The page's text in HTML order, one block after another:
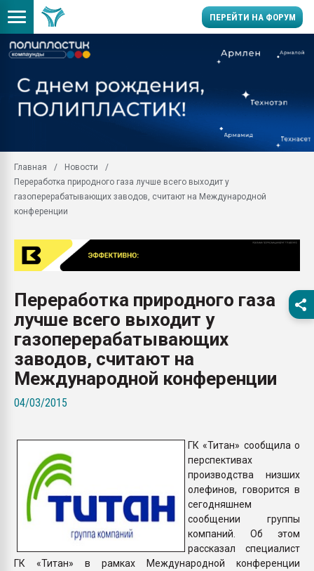
ПЕРЕЙТИ НА ФОРУМ
умельцы изготовили
Продажа готового
производство SPC
29.07.2026 ФРП помог
заводу пластмасс"
28.07.2026
первый план в
Главная
Новости
Переработка природного газа лучше всего выходит у
газоперерабатывающих заводов, считают на Международной
конференции
Переработка природного газа
лучше всего выходит у
газоперерабатывающих
заводов, считают на
Международной конференции
04/03/2015
ГК «Титан» сообщила о
перспективах
производства низших
олефинов, говорится в
сегодняшнем
сообщении группы
компаний. Об этом
рассказал специалист
ГК «Титан» в рамках Международной конференции